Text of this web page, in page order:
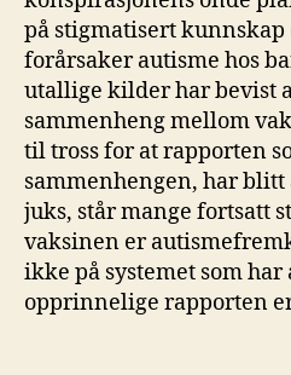
på stigmatisert
forårsaker autisme hos
utallige kilder har bevist
sammenheng mellom
til tross for at rapporten
sammenhengen, har
juks, står mange fortsatt
vaksinen er
ikke på systemet som har
opprinnelige rapporten